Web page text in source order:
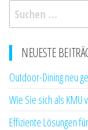
Suchen
nach:
NEUESTE
Outdoor-Dining neu
Wie Sie sich als
Effiziente Lösungen